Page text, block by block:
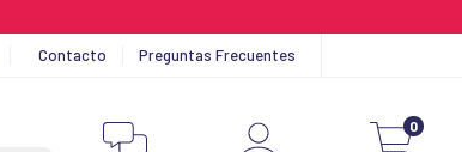
Contacto Preguntas Frecuentes
0